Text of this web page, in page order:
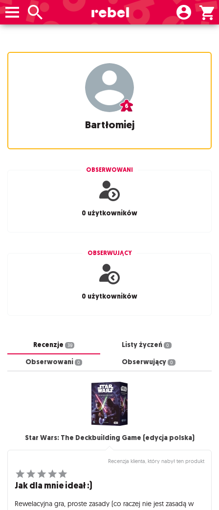
Bartłomiej
OBSERWOWANI
0 użytkowników
OBSERWUJĄCY
0 użytkowników
Recenzje 39 Listy życzeń 0
Obserwowani 0 Obserwujący 0
Star Wars: The Deckbuilding Game (edycja polska)
Recenzja klienta, który nabył ten produkt
Jak dla mnie ideał :)
Rewelacyjna gra, proste zasady (co raczej nie jest zasadą w